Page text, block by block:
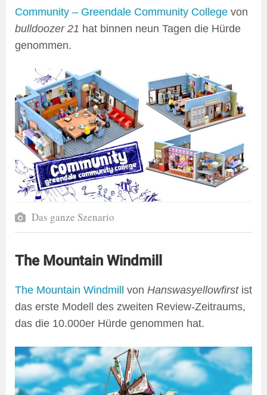
Community – Greendale Community College von
bulldoozer 21 hat binnen neun Tagen die Hürde
genommen.
Das ganze Szenario
The Mountain Windmill
The Mountain Windmill von Hanswasyellowfirstist
das erste Modell des zweiten Review-Zeitraums,
das die 10.000er Hürde genommen hat.